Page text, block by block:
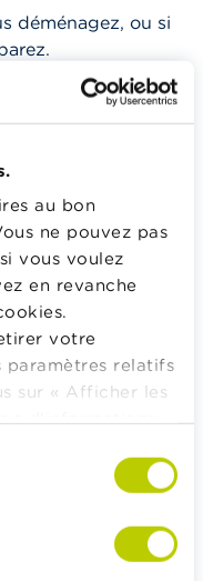
au bon
ne pouvez pas
vous voulez
en revanche
votre
relatifs
sur « Afficher les
déménagez, ou si
à votre
le fournisseur de
votre
remploi ?